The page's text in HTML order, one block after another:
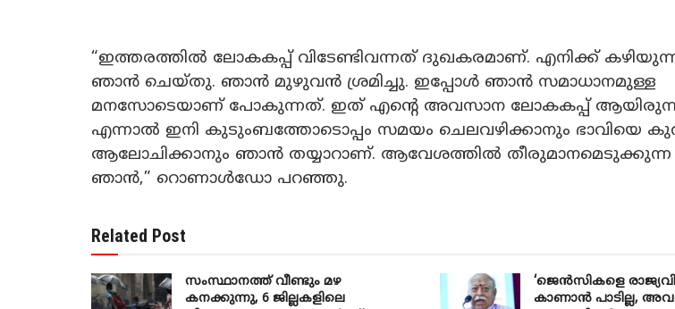
“ഇത്തരത്തിൽ ലോകകപ്പ് വിടേണ്ടിവന്നത് ദുഖകരമാണ്. എനിക്ക്
ഞാൻ ചെയ്തു. ഞാൻ മുഴുവൻ ശ്രമിച്ചു. ഇപ്പോൾ ഞാൻ സമാധാനമുള്ള
മനസോടെയാണ് പോകുന്നത്. ഇത് എന്റെ അവസാന ലോകകപ്പ്
എന്നാൽ ഇനി കുടുംബത്തോടൊപ്പം സമയം ചെലവഴിക്കാനും ഭാവിയെ
ആലോചിക്കാനും ഞാൻ തയ്യാറാണ്. ആവേശത്തിൽ തീരുമാനമെടുക്കുന്ന
ഞാൻ,” റൊണാൾഡോ പറഞ്ഞു.
Related Post
സംസ്ഥാനത്ത് വീണ്ടും മഴ
കനക്കുന്നു, 6 ജില്ലകളിലെ
‘ജെൻസികളെ
കാണാൻ പാടില്ല,